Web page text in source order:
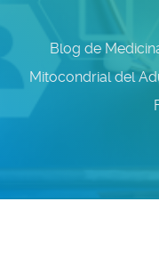
Blog de
Mitocondrial del